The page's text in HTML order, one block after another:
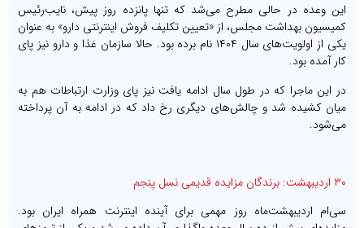
این وعده در حالی مطرح می‌شد که تنها پانزده روز پیش، نایب‌رئیس
کمیسیون بهداشت مجلس، از «تعیین تکلیف فروش اینترنتی دارو» به عنوان
یکی از اولویت‌های سال ۱۴۰۴ نام برده بود. حالا سازمان غذا و دارو نیز پای
کار آمده بود.
در این ماجرا که در طول سال ادامه یافت نیز پای وزارت ارتباطات هم به
میان کشیده شد و چالش‌های دیگری رخ داد که در ادامه به آن پرداخته
می‌شود.
۳۰ اردیبهشت: برندگان مزایده قدیمی نسل پنجم
سی‌ام اردیبهشت‌ماه روز مهمی برای آینده اینترنت همراه ایران بود.